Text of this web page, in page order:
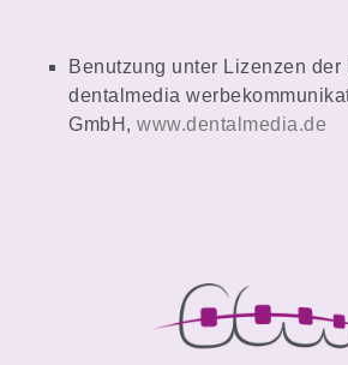
Benutzung unter Lizenzen der
dentalmedia
GmbH, www.dentalmedia.de